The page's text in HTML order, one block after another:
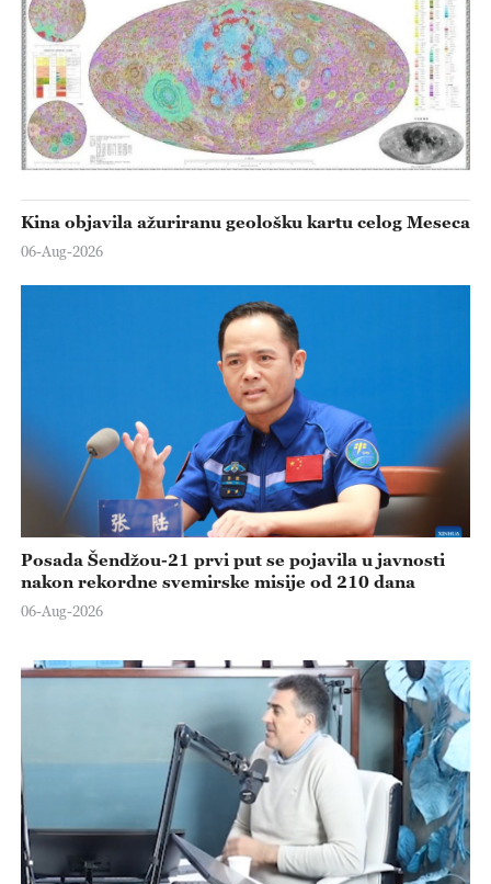
Kina objavila ažuriranu geološku kartu celog Meseca
06-Aug-2026
Posada Šendžou-21 prvi put se pojavila u javnosti
nakon rekordne svemirske misije od 210 dana
06-Aug-2026